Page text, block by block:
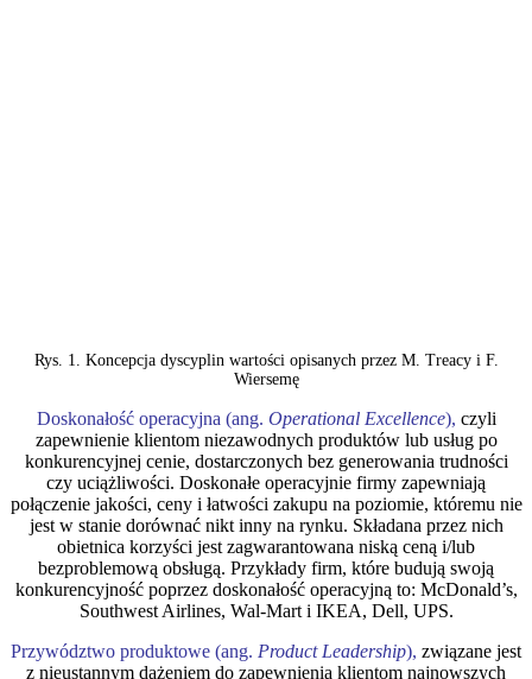
Rys. 1. Koncepcja dyscyplin wartości opisanych przez M. Treacy i F.
Wiersemę
Doskonałość operacyjna (ang. Operational Excellence), czyli
zapewnienie klientom niezawodnych produktów lub usług po
konkurencyjnej cenie, dostarczonych bez generowania trudności
czy uciążliwości. Doskonałe operacyjnie firmy zapewniają
połączenie jakości, ceny i łatwości zakupu na poziomie, któremu nie
jest w stanie dorównać nikt inny na rynku. Składana przez nich
obietnica korzyści jest zagwarantowana niską ceną i/lub
bezproblemową obsługą. Przykłady firm, które budują swoją
konkurencyjność poprzez doskonałość operacyjną to: McDonald’s,
Southwest Airlines, Wal-Mart i IKEA, Dell, UPS.
Przywództwo produktowe (ang. Product Leadership), związane jest
z nieustannym dążeniem do zapewnienia klientom najnowszych